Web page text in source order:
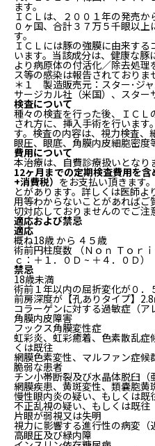
ます。
ＩＣＬは、２００１年の発売
０ヶ国、合計３７万５千眼以
す。
ＩＣＬには豚の強膜に由来す
います。当該成分は、健康な
より病原体の付活化／除去処
ス等の感染は報告されておりま
＊１ 製造販売元：スター･ジ
サージカル社（米国）、スター
検査について
種々の検査を行った後、ＩＣ
され方に、挿入手術を行いま
す。検査の内容は、視力検査、
眼圧、眼底、角膜内皮細胞密度
費用について
本治療は、自費診療扱いとなり
12ヶ月までの定期検査費用を
+消費税） をお支払い頂きます
とがあります。詳しくは医師
用等わからないことがあれば
切対応しておりませんのでご注
適応および禁忌
適応
概ね18歳 から ４５歳
術前円柱度数 （Ｎｏｎ Ｔｏｒ
ｃ：＋１．０Ｄ ~ ＋４．０Ｄ）
禁忌
18歳未満
術前１年以内の屈折変化が０．
前房深度が【孔ありタイプ】
コラーゲンに対する過敏症（ア
角膜内皮障害
フックス角膜変性症
虹彩炎、虹彩癒着、色素散乱症
くは既往
網膜色素変性、マルファン症
脆弱な患者
チン小帯断裂及び水晶体脱臼（
網膜疾患、黄斑変性、類嚢胞
慢性眼内炎の疑い、もしくは既
不正乱視の疑い、もしくは既往
片眼が弱視又は失明
視力に影響する進行性の病変（
高眼圧及び緑内障